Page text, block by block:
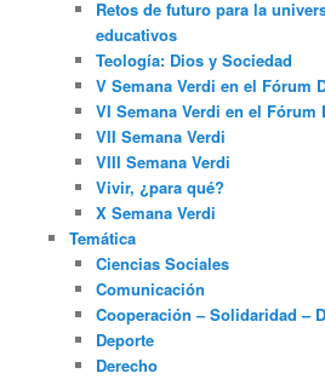
Retos de futuro para la
educativos
Teología: Dios y Sociedad
V Semana Verdi en el Fórum
VI Semana Verdi en el Fórum
VII Semana Verdi
VIII Semana Verdi
Vivir, ¿para qué?
X Semana Verdi
Temática
Ciencias Sociales
Comunicación
Cooperación – Solidaridad –
Deporte
Derecho